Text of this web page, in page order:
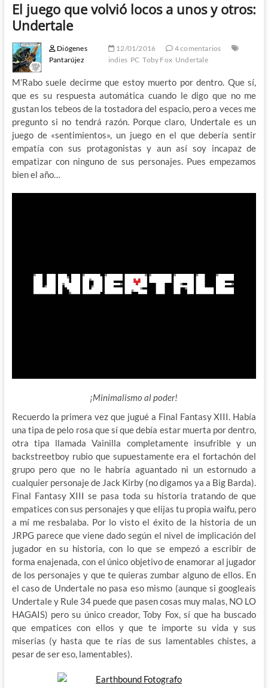
El juego que volvió locos a unos y otros:
Undertale
Diógenes
Pantarújez
12/01/2016
4 comentarios
indies PC Toby Fox Undertale
M’Rabo suele decirme que estoy muerto por dentro. Que sí,
que es su respuesta automática cuando le digo que no me
gustan los tebeos de la tostadora del espacio, pero a veces me
pregunto si no tendrá razón. Porque claro, Undertale es un
juego de «sentimientos», un juego en el que debería sentir
empatía con sus protagonistas y aun así soy incapaz de
empatizar con ninguno de sus personajes. Pues empezamos
bien el año…
¡Minimalismo al poder!
Recuerdo la primera vez que jugué a Final Fantasy XIII. Había
una tipa de pelo rosa que sí que debía estar muerta por dentro,
otra tipa llamada Vainilla completamente insufrible y un
backstreetboy rubio que supuestamente era el fortachón del
grupo pero que no le habría aguantado ni un estornudo a
cualquier personaje de Jack Kirby (no digamos ya a Big Barda).
Final Fantasy XIII se pasa toda su historia tratando de que
empatices con sus personajes y que elijas tu propia waifu, pero
a mí me resbalaba. Por lo visto el éxito de la historia de un
JRPG parece que viene dado según el nivel de implicación del
jugador en su historia, con lo que se empezó a escribir de
forma enajenada, con el único objetivo de enamorar al jugador
de los personajes y que te quieras zumbar alguno de ellos. En
el caso de Undertale no pasa eso mismo (aunque si googleais
Undertale y Rule 34 puede que pasen cosas muy malas, NO LO
HAGAIS) pero su único creador, Toby Fox, sí que ha buscado
que empatices con ellos y que te importe su vida y sus
miserias (y hasta que te rías de sus lamentables chistes, a
pesar de ser eso, lamentables).